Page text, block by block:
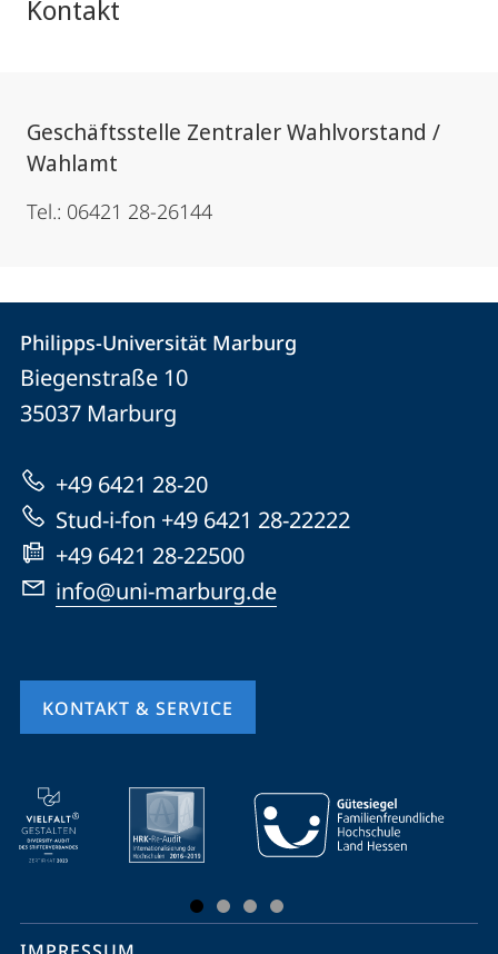
Kontakt
Geschäftsstelle Zentraler Wahlvorstand /
Wahlamt
Tel.: 06421 28-26144
Kontakt
und
Informationen
zur
Website
Kontaktinformationen
Philipps-
Universität
Marburg
Philipps-Universität Marburg
Biegenstraße 10
35037 Marburg
+49 6421 28-20
Stud-i-fon +49 6421 28-22222
+49 6421 28-22500
info@uni-marburg.de
KONTAKT & SERVICE
Mobile-
Service-
Navigation
Social